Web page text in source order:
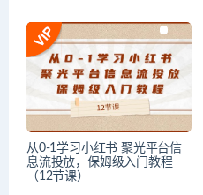
从0-1学习小红书 聚光平台信
息流投放，保姆级入门教程
（12节课）